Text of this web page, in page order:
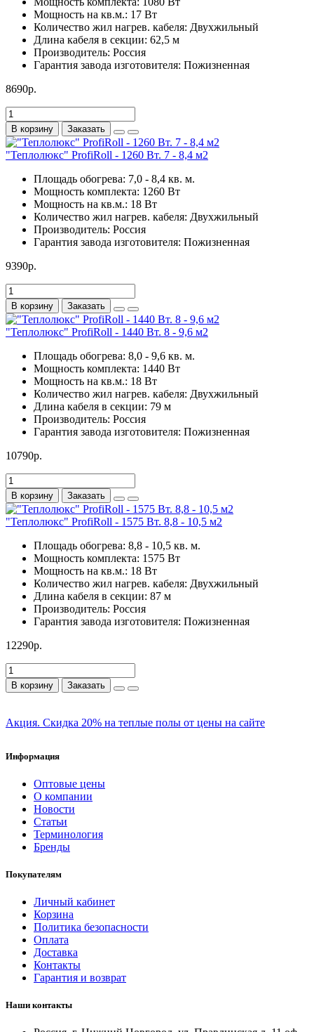
Мощность на кв.м.: 17 Вт
Количество жил нагрев. кабеля: Двухжильный
Длина кабеля в секции: 62,5 м
Производитель: Россия
Гарантия завода изготовителя: Пожизненная
8690р.
В корзину Заказать
"Теплолюкс" ProfiRoll - 1260 Вт. 7 - 8,4 м2
Площадь обогрева: 7,0 - 8,4 кв. м.
Мощность комплекта: 1260 Вт
Мощность на кв.м.: 18 Вт
Количество жил нагрев. кабеля: Двухжильный
Производитель: Россия
Гарантия завода изготовителя: Пожизненная
9390р.
В корзину Заказать
"Теплолюкс" ProfiRoll - 1440 Вт. 8 - 9,6 м2
Площадь обогрева: 8,0 - 9,6 кв. м.
Мощность комплекта: 1440 Вт
Мощность на кв.м.: 18 Вт
Количество жил нагрев. кабеля: Двухжильный
Длина кабеля в секции: 79 м
Производитель: Россия
Гарантия завода изготовителя: Пожизненная
10790р.
В корзину Заказать
"Теплолюкс" ProfiRoll - 1575 Вт. 8,8 - 10,5 м2
Площадь обогрева: 8,8 - 10,5 кв. м.
Мощность комплекта: 1575 Вт
Мощность на кв.м.: 18 Вт
Количество жил нагрев. кабеля: Двухжильный
Длина кабеля в секции: 87 м
Производитель: Россия
Гарантия завода изготовителя: Пожизненная
12290р.
В корзину Заказать
Акция. Скидка 20% на теплые полы от цены на сайте
Информация
Оптовые цены
О компании
Новости
Статьи
Терминология
Бренды
Покупателям
Личный кабинет
Корзина
Политика безопасности
Оплата
Доставка
Контакты
Гарантия и возврат
Наши контакты